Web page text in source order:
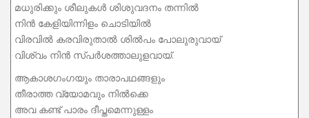
മധുരിക്കും ശീലുകള്‍ ശിശുവദനം തന്നില്‍
നിന്‍ കേളിയിന്നിളം ചൊടിയില്‍
വിരവില്‍ കരവിരുതാൽ ശില്‍പം പോലുരുവായ്
വിശ്വം നിന്‍ സ്പര്‍ശത്താലുളവായ്.
ആകാശഗംഗയും താരാപഥങ്ങളും
തീരാത്ത വ്യോമവും നില്‍ക്കെ
അവ കണ്ട് പാരം ദീപ്തമെന്നുള്ളം